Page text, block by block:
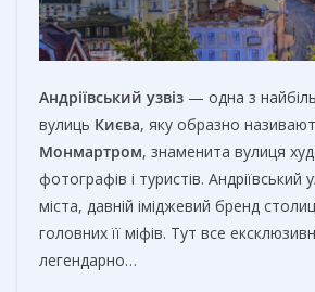
Андріївський узвіз — одна з
вулиць Києва, яку образно
Монмартром, знаменита вулиця
фотографів і туристів. Андріївський
міста, давній іміджевий бренд
головних її міфів. Тут все
легендарно…